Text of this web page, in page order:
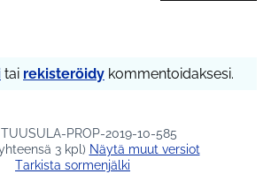
tai rekisteröidy kommentoidaksesi.
PROP-2019-10-585
3 kpl)
näytä muut versiot
Tarkista sormenjälki